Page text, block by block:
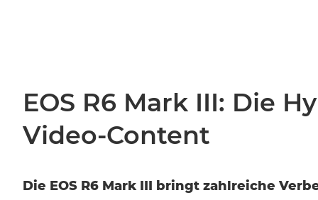
EOS R6 Mark III: Die
Video-Content
Die EOS R6 Mark III bringt zahlreiche